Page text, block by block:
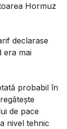
Hormuz
declarase
era mai
probabil în
de pace
nivel tehnic